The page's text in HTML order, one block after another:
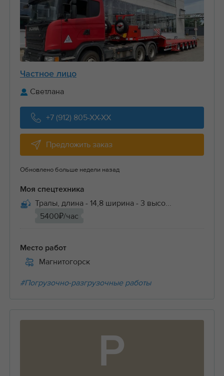
Частное лицо
Светлана
+7 (912) 805-XX-XX
Предложить заказ
Обновлено больше недели назад
Моя спецтехника
Тралы, длина - 14,8 ширина - 3 высо...
5400₽/час
Место работ
Магнитогорск
#Погрузочно-разгрузочные работы
Р